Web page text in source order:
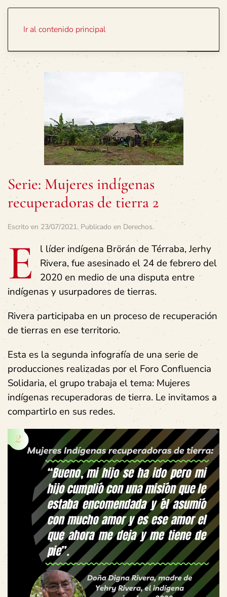
Ir al contenido principal
Serie: Mujeres indígenas
recuperadoras de tierra 2
Escrito en 23/07/2021. Publicado en Derechos.
E
l líder indígena Brörán de Térraba, Jerhy
Rivera, fue asesinado el 24 de febrero del
2020 en medio de una disputa entre
indígenas y usurpadores de tierras.
Rivera participaba en un proceso de recuperación
de tierras en ese territorio.
Esta es la segunda infografía de una serie de
producciones realizadas por el Foro Confluencia
Solidaria, el grupo trabaja el tema: Mujeres
indígenas recuperadoras de tierra. Le invitamos a
compartirlo en sus redes.